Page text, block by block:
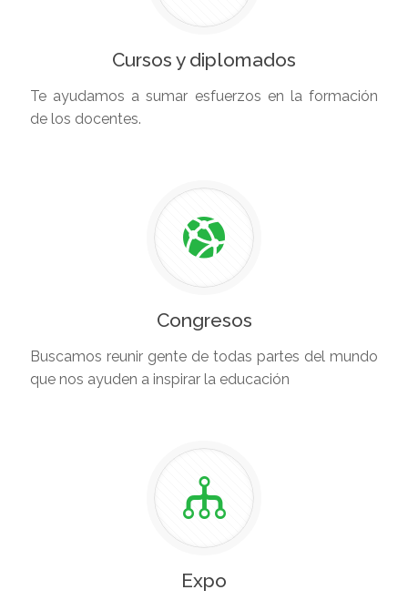
Cursos y diplomados
Te ayudamos a sumar esfuerzos en la formación
de los docentes.
Congresos
Buscamos reunir gente de todas partes del mundo
que nos ayuden a inspirar la educación
Expo